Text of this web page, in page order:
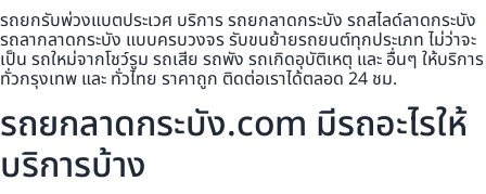
รถยกรับพ่วงแบตประเวศ บริการ รถยกลาดกระบัง รถสไลด์ลาดกระบัง
รถลากลาดกระบัง แบบครบวงจร รับขนย้ายรถยนต์ทุกประเภท ไม่ว่าจะ
เป็น รถใหม่จากโชว์รูม รถเสีย รถพัง รถเกิดอุบัติเหตุ และ อื่นๆ ให้บริการ
ทั่วกรุงเทพ และ ทั่วไทย ราคาถูก ติดต่อเราได้ตลอด 24 ชม.
รถยกลาดกระบัง.com มีรถอะไรให้
บริการบ้าง